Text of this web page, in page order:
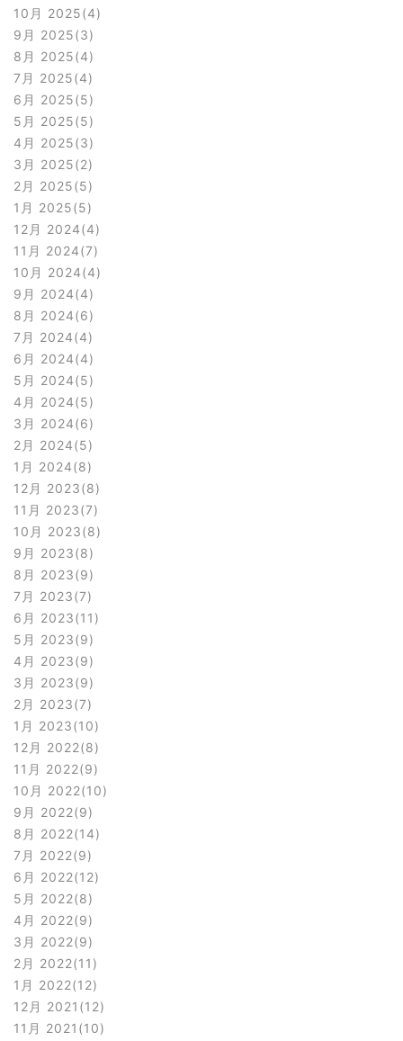
10月 2025 4
9月 2025 3
8月 2025 4
7月 2025 4
6月 2025 5
5月 2025 5
4月 2025 3
3月 2025 2
2月 2025 5
1月 2025 5
12月 2024 4
11月 2024 7
10月 2024 4
9月 2024 4
8月 2024 6
7月 2024 4
6月 2024 4
5月 2024 5
4月 2024 5
3月 2024 6
2月 2024 5
1月 2024 8
12月 2023 8
11月 2023 7
10月 2023 8
9月 2023 8
8月 2023 9
7月 2023 7
6月 2023 11
5月 2023 9
4月 2023 9
3月 2023 9
2月 2023 7
1月 2023 10
12月 2022 8
11月 2022 9
10月 2022 10
9月 2022 9
8月 2022 14
7月 2022 9
6月 2022 12
5月 2022 8
4月 2022 9
3月 2022 9
2月 2022 11
1月 2022 12
12月 2021 12
11月 2021 10